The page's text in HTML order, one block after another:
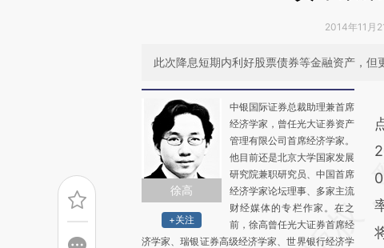
2014年11月
此次降息短期内利好股票债券等金融资产，但
徐高
+关注
中银国际证券总裁助理兼首席
经济学家，曾任光大证券资产
管理有限公司首席经济学家。
他目前还是北京大学国家发展
研究院兼职研究员、中国首席
经济学家论坛理事、多家主流
财经媒体的专栏作家。在之
前，徐高曾任光大证券首席经
济学家、瑞银证券高级经济学家、世界银行经济学